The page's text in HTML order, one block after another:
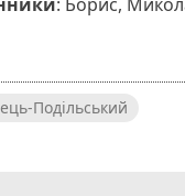
Подільський